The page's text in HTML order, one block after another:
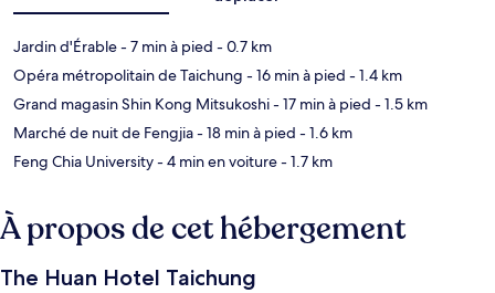
Jardin d'Érable- 7 min à pied - 0.7 km
Opéra métropolitain de Taichung - 16 min à pied - 1.4 km
Grand magasin Shin Kong Mitsukoshi- 17 min à pied - 1.5 km
Marché de nuit de Fengjia- 18 min à pied - 1.6 km
Feng Chia University- 4 min en voiture- 1.7 km
À propos de cet hébergement
The Huan Hotel Taichung